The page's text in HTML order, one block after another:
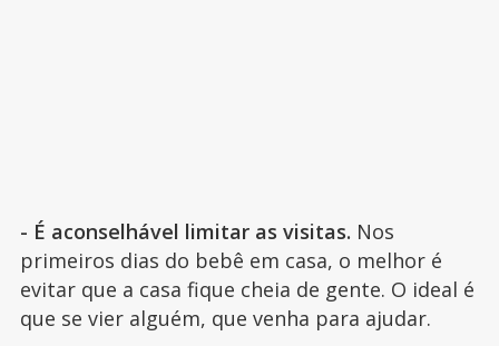
- É aconselhável limitar as visitas. Nos
primeiros dias do bebê em casa, o melhor é
evitar que a casa fique cheia de gente. O ideal é
que se vier alguém, que venha para ajudar.